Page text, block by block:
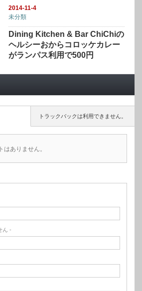
2014-11-4
未分類
Dining Kitchen & Bar ChiChiの
ヘルシーおからコロッケカレー
がランパス利用で500円
トラックバックは利用できません。
はありません。
ん -